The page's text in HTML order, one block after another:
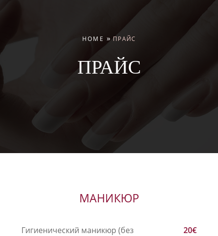
HOME » ПРАЙС
ПРАЙС
МАНИКЮР
Гигиенический маникюр (без
20€